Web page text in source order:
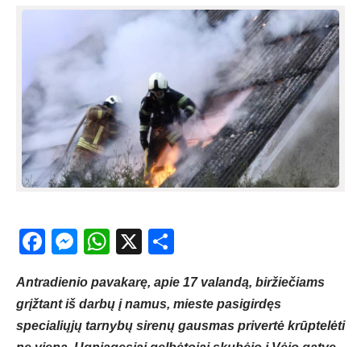
Facebook
Messenger
WhatsApp
X
Antradienio pavakarę, apie 17 valandą, biržiečiams
grįžtant iš darbų į namus, mieste pasigirdęs
specialiųjų tarnybų sirenų gausmas privertė krūptelėti